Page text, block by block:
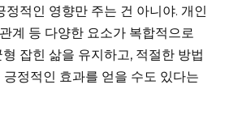
정적인 영향만 주는 건 아니야. 개인
계 등 다양한 요소가 복합적으로
잡힌 삶을 유지하고, 적절한 방법
정적인 효과를 얻을 수도 있다는